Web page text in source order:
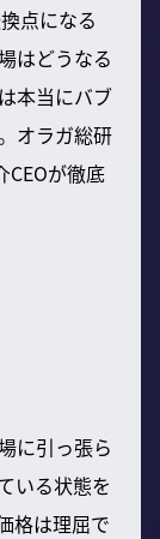
点になる
はどうなる
本当にバブ
オラガ総研
CEOが徹底
に引っ張ら
いる状態を
格は理屈で